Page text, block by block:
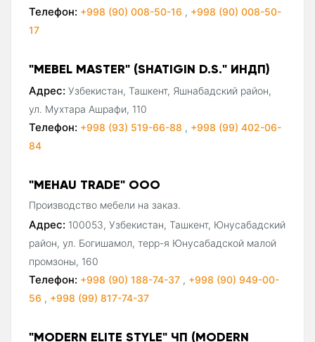
Телефон: +998 (90) 008-50-16 , +998 (90) 008-50-
17
"MEBEL MASTER" (SHATIGIN D.S." ИНДП)
Адрес: Узбекистан, Ташкент, Яшнабадский район,
ул. Мухтара Ашрафи, 110
Телефон: +998 (93) 519-66-88 , +998 (99) 402-06-
84
"MEHAU TRADE" ООО
Производство мебели на заказ.
Адрес: 100053, Узбекистан, Ташкент, Юнусабадский
район, ул. Богишамол, терр-я Юнусабадской малой
промзоны, 160
Телефон: +998 (90) 188-74-37 , +998 (90) 949-00-
56 , +998 (99) 817-74-37
"MODERN ELITE STYLE" ЧП (MODERN